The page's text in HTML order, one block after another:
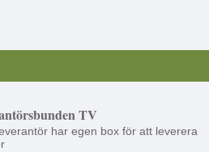
TV
har egen box för att leverera